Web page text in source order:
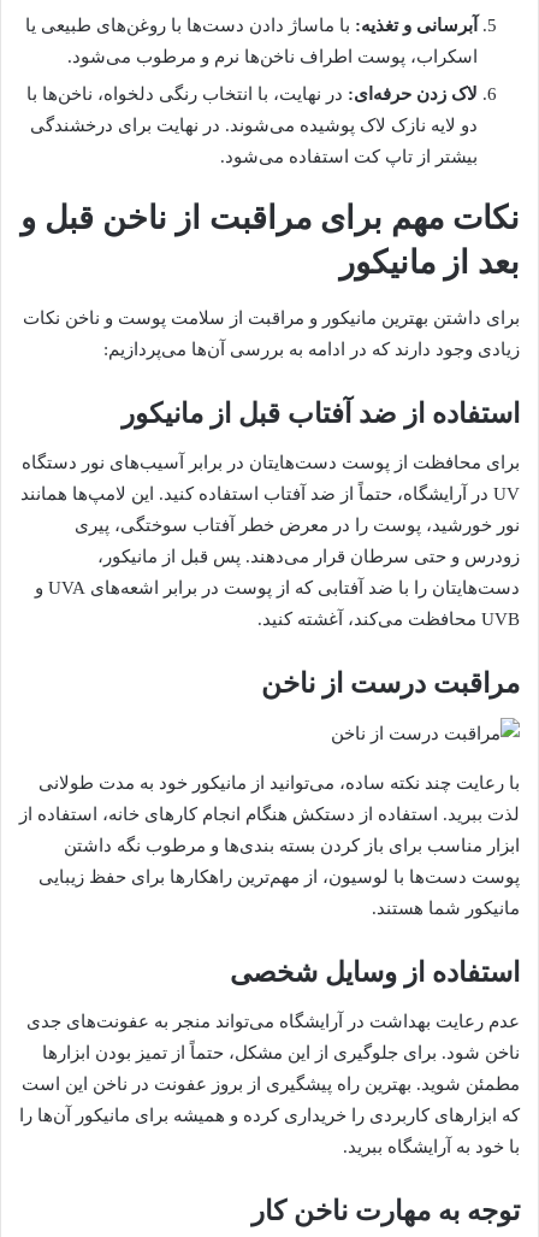
آبرسانی و تغذیه: با ماساژ دادن دست‌ها با روغن‌های طبیعی یا
اسکراب، پوست اطراف ناخن‌ها نرم و مرطوب می‌شود.
لاک زدن حرفه‌ای: در نهایت، با انتخاب رنگی دلخواه، ناخن‌ها با
دو لایه نازک لاک پوشیده می‌شوند. در نهایت برای درخشندگی
بیشتر از تاپ کت استفاده می‌شود.
نکات مهم برای مراقبت از ناخن قبل و
بعد از مانیکور
برای داشتن بهترین مانیکور و مراقبت از سلامت پوست و ناخن نکات
زیادی وجود دارند که در ادامه به بررسی آن‌ها می‌پردازیم:
استفاده از ضد آفتاب قبل از مانیکور
برای محافظت از پوست دست‌هایتان در برابر آسیب‌های نور دستگاه
UV در آرایشگاه، حتماً از ضد آفتاب استفاده کنید. این لامپ‌ها همانند
نور خورشید، پوست را در معرض خطر آفتاب سوختگی، پیری
زودرس و حتی سرطان قرار می‌دهند. پس قبل از مانیکور،
دست‌هایتان را با ضد آفتابی که از پوست در برابر اشعه‌های UVA و
UVB محافظت می‌کند، آغشته کنید.
مراقبت درست از ناخن
با رعایت چند نکته ساده، می‌توانید از مانیکور خود به مدت طولانی
لذت ببرید. استفاده از دستکش هنگام انجام کارهای خانه، استفاده از
ابزار مناسب برای باز کردن بسته‌ بندی‌ها و مرطوب نگه داشتن
پوست دست‌ها با لوسیون، از مهم‌ترین راهکارها برای حفظ زیبایی
مانیکور شما هستند.
استفاده از وسایل شخصی
عدم رعایت بهداشت در آرایشگاه می‌تواند منجر به عفونت‌های جدی
ناخن شود. برای جلوگیری از این مشکل، حتماً از تمیز بودن ابزارها
مطمئن شوید. بهترین راه پیشگیری از بروز عفونت در ناخن این است
که ابزارهای کاربردی را خریداری کرده و همیشه برای مانیکور آن‌ها را
با خود به آرایشگاه ببرید.
توجه به مهارت ناخن کار